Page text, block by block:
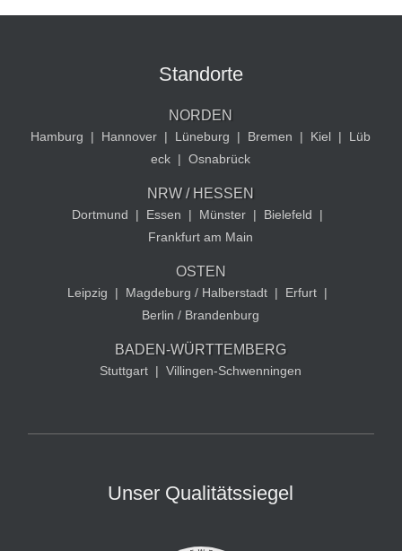
Standorte
NORDEN
Hamburg | Hannover | Lüneburg | Bremen | Kiel |
Lüb
eck | Osnabrück
NRW / HESSEN
Dortmund | Essen | Münster | Bielefeld
|
Frankfurt am Main
OSTEN
Leipzig | Magdeburg / Halberstadt | Erfurt |
Berlin / Brandenburg
BADEN-WÜRTTEMBERG
Stuttgart | Villingen-Schwenningen
Unser Qualitätssiegel